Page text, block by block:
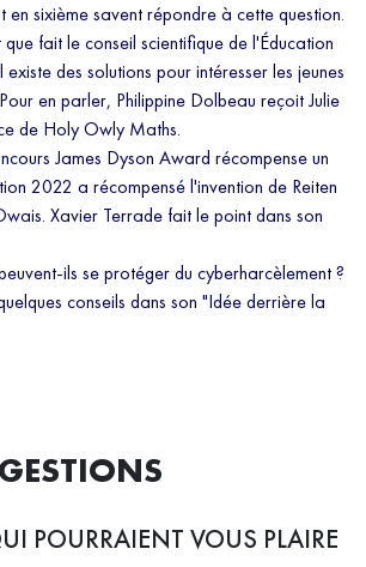
en sixième savent répondre à cette question.
fait le conseil scientifique de l'Éducation
des solutions pour intéresser les jeunes
en parler, Philippine Dolbeau reçoit Julie
de Holy Owly Maths.
James Dyson Award récompense un
2022 a récompensé l'invention de Reiten
Xavier Terrade fait le point dans son
ils se protéger du cyberharcèlement ?
conseils dans son "Idée derrière la
POURRAIENT VOUS PLAIRE